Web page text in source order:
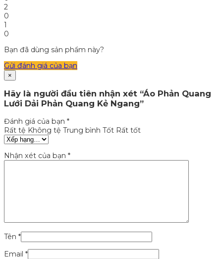
2
0
1
0
Bạn đã dùng sản phẩm này?
Gửi đánh giá của bạn
×
Hãy là người đầu tiên nhận xét “Áo Phản Quang
Lưới Dải Phản Quang Kẻ Ngang”
Đánh giá của bạn *
Rất tệ Không tệ Trung bình Tốt Rất tốt
Nhận xét của bạn *
Tên *
Email *